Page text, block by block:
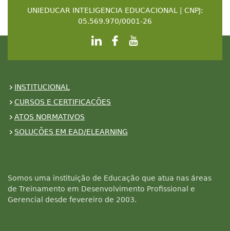
UNIEDUCAR INTELIGENCIA EDUCACIONAL | CNPJ:
05.569.970/0001-26
INSTITUCIONAL
CURSOS E CERTIFICAÇÕES
ATOS NORMATIVOS
SOLUÇÕES EM EAD/ELEARNING
Somos uma instituição de Educação que atua nas áreas
de Treinamento em Desenvolvimento Profissional e
Gerencial desde fevereiro de 2003.